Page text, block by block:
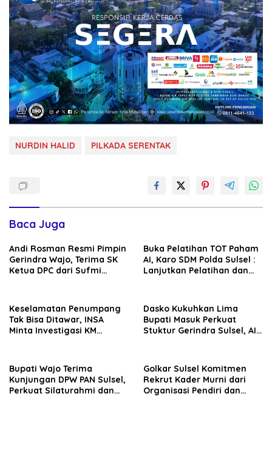
NURDIN HALID PILKADA SERENTAK
Baca Juga
Andi Rosman Resmi Pimpin
Gerindra Wajo, Terima SK
Ketua DPC dari Sufmi
Buka Pelatihan TOT Paham
AI, Karo SDM Polda Sulsel :
Lanjutkan Pelatihan dan
Keselamatan Penumpang
Tak Bisa Ditawar, INSA
Minta Investigasi KM
Dasko Kukuhkan Lima
Bupati Masuk Perkuat
Stuktur Gerindra Sulsel, AIA
Bupati Wajo Terima
Kunjungan DPW PAN Sulsel,
Perkuat Silaturahmi dan
Golkar Sulsel Komitmen
Rekrut Kader Murni dari
Organisasi Pendiri dan